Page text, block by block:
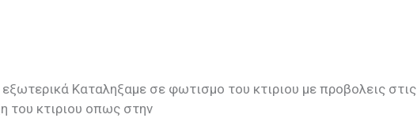
σε φωτισμο του κτιριου με προβολεις στις
του κτιριου οπως στην